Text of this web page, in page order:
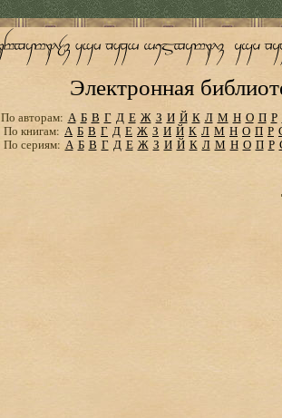
Электронная
По авторам: А Б В Г Д Е Ж З И Й К Л М Н О П Р
По книгам: А Б В Г Д Е Ж З И Й К Л М Н О П Р
По сериям: А Б В Г Д Е Ж З И Й К Л М Н О П Р